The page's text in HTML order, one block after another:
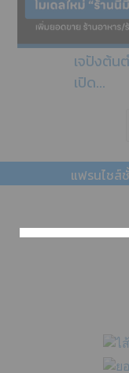
เจปังต้น
เปิด...
แฟรนไชส์